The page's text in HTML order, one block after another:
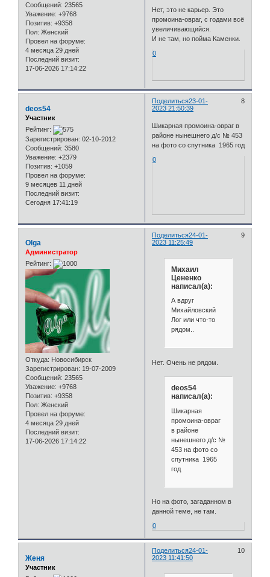
Сообщений: 23565
Уважение: +9768
Позитив: +9358
Пол: Женский
Провел на форуме:
4 месяца 29 дней
Последний визит:
17-06-2026 17:14:22
Нет, это не карьер. Это
промоина-овраг, с годами всё
увеличивающийся.
И не там, но пойма Каменки.
0
Поделиться 8
23-01-
2023 21:50:39
deos54
Участник
Рейтинг:
Зарегистрирован: 02-10-2012
Сообщений: 3580
Уважение: +2379
Позитив: +1059
Провел на форуме:
9 месяцев 11 дней
Последний визит:
Сегодня 17:41:19
Шикарная промоина-овраг в
районе нынешнего д/с № 453
на фото со спутника 1965 год
0
Поделиться 9
24-01-
2023 11:25:49
Olga
Администратор
Рейтинг:
Откуда: Новосибирск
Зарегистрирован: 19-07-2009
Сообщений: 23565
Уважение: +9768
Позитив: +9358
Пол: Женский
Провел на форуме:
4 месяца 29 дней
Последний визит:
17-06-2026 17:14:22
Михаил
Цененко
написал(а):
А вдруг
Михайловский
Лог или что-то
рядом..
Нет. Очень не рядом.
deos54
написал(а):
Шикарная
промоина-овраг
в районе
нынешнего д/с №
453 на фото со
спутника 1965
год
Но на фото, загаданном в
данной теме, не там.
0
Поделиться 10
24-01-
2023 11:41:50
Женя
Участник